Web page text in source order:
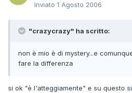
Inviato 1 Agosto 2006
"crazycrazy" ha scritto:
non è mio è di mystery...e
fare la differenza
si ok "è l'atteggiamente" e su questo